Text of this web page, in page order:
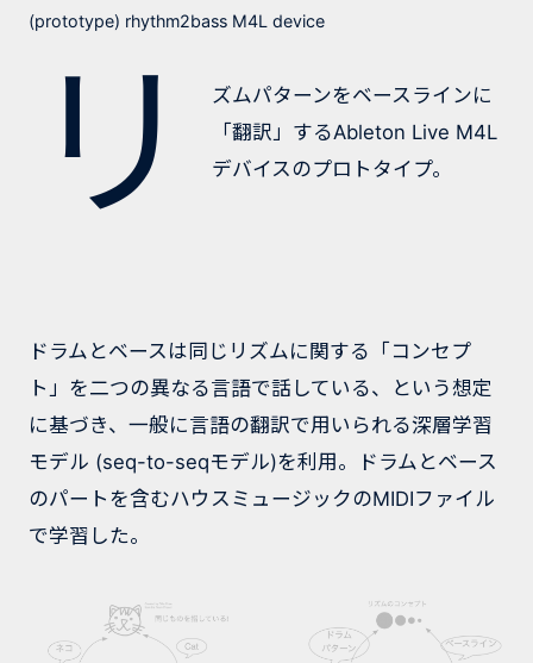
(prototype) rhythm2bass M4L device
リ
ズムパターンをベースラインに
「翻訳」するAbleton Live M4L
デバイスのプロトタイプ。
ドラムとベースは同じリズムに関する「コンセプ
ト」を二つの異なる言語で話している、という想定
に基づき、一般に言語の翻訳で用いられる深層学習
モデル (seq-to-seqモデル)を利用。ドラムとベース
のパートを含むハウスミュージックのMIDIファイル
で学習した。